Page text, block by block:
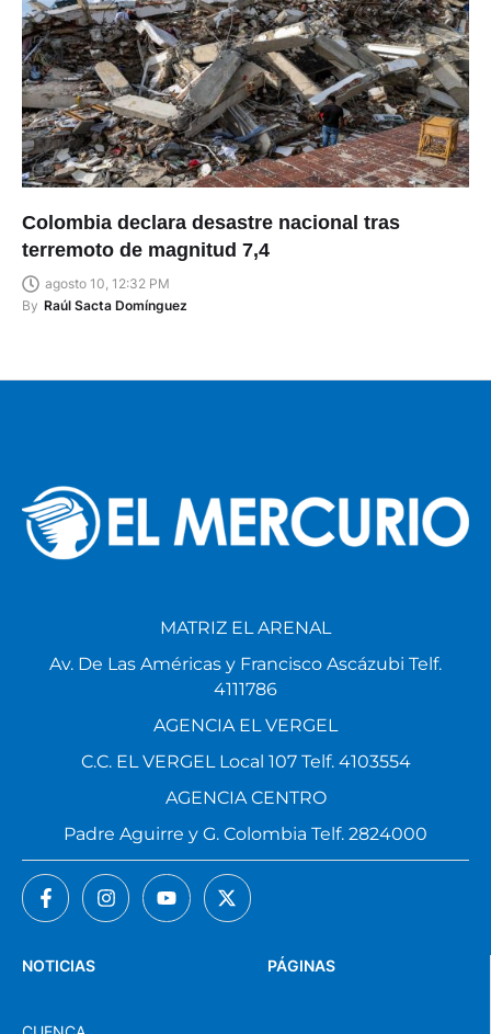
Colombia declara desastre nacional tras
terremoto de magnitud 7,4
agosto 10, 12:32 PM
By Raúl Sacta Domínguez
PÁGINAS
NOTICIAS
MATRIZ EL ARENAL
Av. De Las Américas y Francisco Ascázubi Telf.
4111786
AGENCIA EL VERGEL
C.C. EL VERGEL Local 107 Telf. 4103554
AGENCIA CENTRO
Padre Aguirre y G. Colombia Telf. 2824000